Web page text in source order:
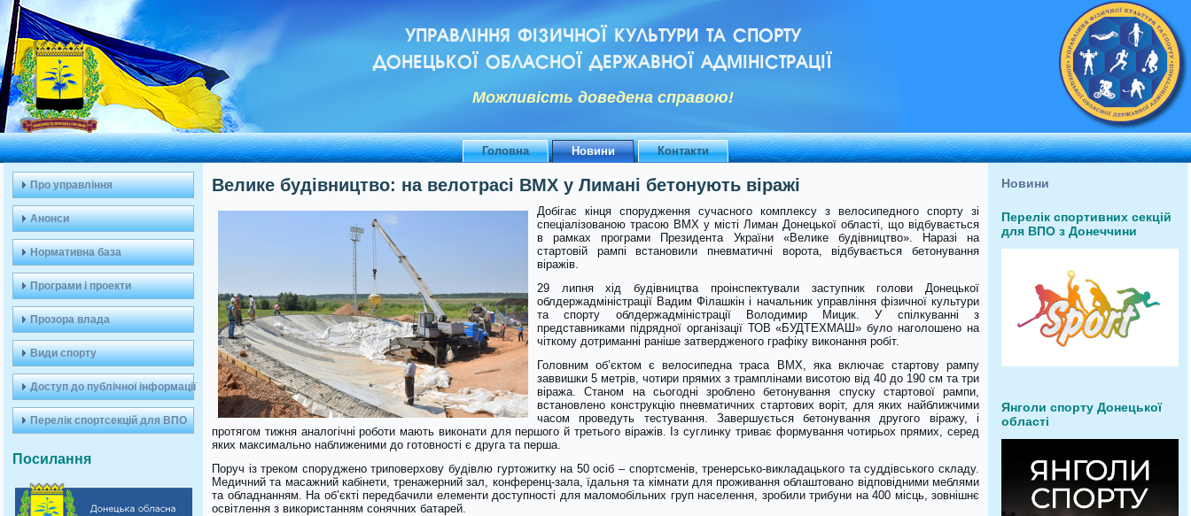
УПРАВЛІННЯ ФІЗИЧНОЇ КУЛЬТУРИ ТА СПОРТУ
ДОНЕЦЬКОЇ ОБЛАСНОЇ ДЕРЖАВНОЇ АДМІНІСТРАЦІЇ
Можливiсть доведена справою!
Головна Новини Контакти
Про управління
Анонси
Нормативна база
Програми і проекти
Прозора влада
Види спорту
Доступ до публічної інформації
Перелік спортсекцій для ВПО
Посилання
Велике будівництво: на велотрасі ВМХ у Лимані бетонують віражі
Добігає кінця спорудження сучасного комплексу з велосипедного спорту зі
спеціалізованою трасою ВМХ у місті Лиман Донецької області, що відбувається
в рамках програми Президента України «Велике будівництво». Наразі на
стартовій рампі встановили пневматичні ворота, відбувається бетонування
віражів.
29 липня хід будівництва проінспектували заступник голови Донецької
облдержадміністрації Вадим Філашкін і начальник управління фізичної культури
та спорту облдержадміністрації Володимир Мицик. У спілкуванні з
представниками підрядної організації ТОВ «БУДТЕХМАШ» було наголошено на
чіткому дотриманні раніше затвердженого графіку виконання робіт.
Головним об’єктом є велосипедна траса BMX, яка включає стартову рампу
заввишки 5 метрів, чотири прямих з трамплінами висотою від 40 до 190 см та три
віража. Станом на сьогодні зроблено бетонування спуску стартової рампи,
встановлено конструкцію пневматичних стартових воріт, для яких найближчими
часом проведуть тестування. Завершується бетонування другого віражу, і
протягом тижня аналогічні роботи мають виконати для першого й третього віражів. Із суглинку триває формування чотирьох прямих, серед
яких максимально наближеними до готовності є друга та перша.
Поруч із треком споруджено триповерхову будівлю гуртожитку на 50 осіб – спортсменів, тренерсько-викладацького та суддівського складу.
Медичний та масажний кабінети, тренажерний зал, конференц-зала, їдальня та кімнати для проживання облаштовано відповідними меблями
та обладнанням. На об’єкті передбачили елементи доступності для маломобільних груп населення, зробили трибуни на 400 місць, зовнішнє
освітлення з використанням сонячних батарей.
Новини
Перелік спортивних секцій
для ВПО з Донеччини
Янголи спорту Донецької
області